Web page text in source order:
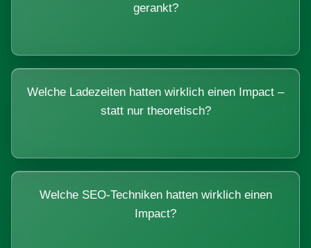
gerankt?
Welche Ladezeiten hatten wirklich einen Impact –
statt nur theoretisch?
Welche SEO-Techniken hatten wirklich einen
Impact?